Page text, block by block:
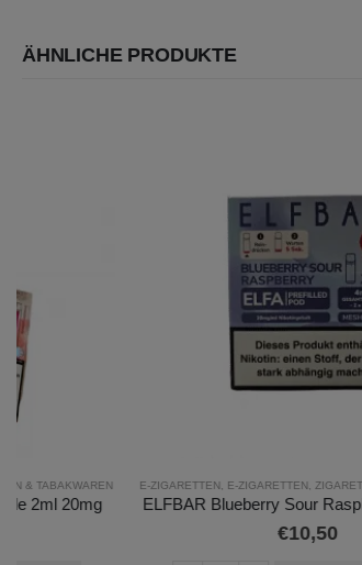
ÄHNLICHE PRODUKTE
E-ZIGARETTEN,E-ZIGARETTEN,ZIGARETTEN & TABAKWAREN
ELFBAR Blueberry Sour Raspberry 4ml 20mg